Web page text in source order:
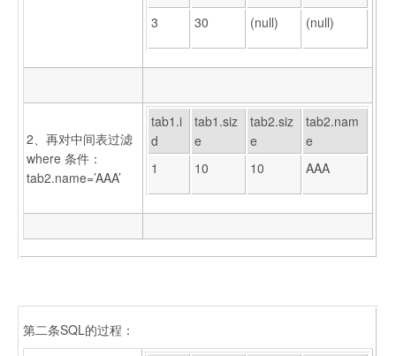
3 30 (null) (null)
2、再对中间表过滤
where 条件：
tab2.name=’AAA’
tab1.i
d
tab1.siz
e
tab2.siz
e
tab2.nam
e
1
10 10 AAA
第二条SQL的过程：